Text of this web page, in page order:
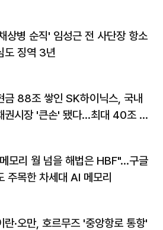
상병 순직' 임성근 전 사단장 항소
도 징역 3년
금 88조 쌓인 SK하이닉스, 국내
권시장 '큰손' 됐다…최대 40조 투
모리 월 넘을 해법은 HBF"…구글
주목한 차세대 AI 메모리
란·오만, 호르무즈 '중앙항로 통항'